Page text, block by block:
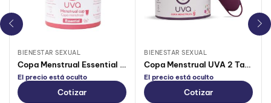
BIENESTAR SEXUAL
Copa Menstrual Essential UVA 2 Talla A Salmón
El precio está oculto
Cotizar
BIENESTAR SEXUAL
Copa Menstrual UVA 2 Talla B Morado
El precio está oculto
Cotizar